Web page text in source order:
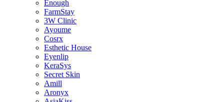
Enough
FarmStay
3W Clinic
Ayoume
Cosrx
Esthetic House
Eyenlip
KeraSys
Secret Skin
Amill
Aronyx